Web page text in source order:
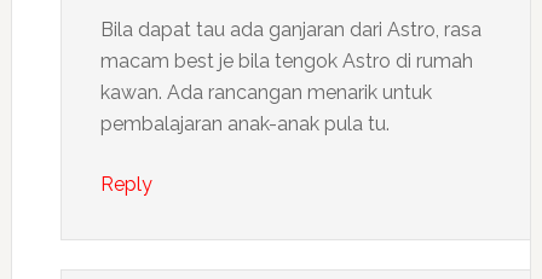
Bila dapat tau ada ganjaran dari Astro, rasa
macam best je bila tengok Astro di rumah
kawan. Ada rancangan menarik untuk
pembalajaran anak-anak pula tu.
Reply